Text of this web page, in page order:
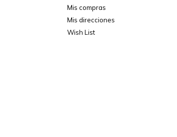
Mis compras
Mis direcciones
Wish List